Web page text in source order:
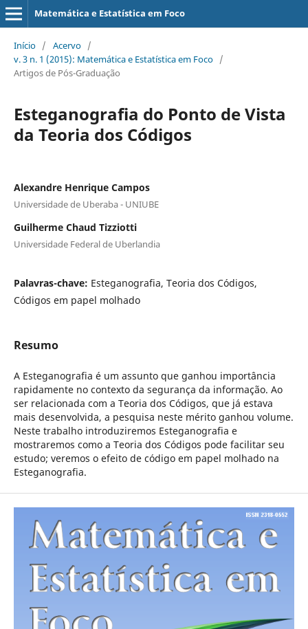
Matemática e Estatística em Foco
Início / Acervo /
v. 3 n. 1 (2015): Matemática e Estatística em Foco /
Artigos de Pós-Graduação
Esteganografia do Ponto de Vista
da Teoria dos Códigos
Alexandre Henrique Campos
Universidade de Uberaba - UNIUBE
Guilherme Chaud Tizziotti
Universidade Federal de Uberlandia
Palavras-chave: Esteganografia, Teoria dos Códigos,
Códigos em papel molhado
Resumo
A Esteganografia é um assunto que ganhou importância
rapidamente no contexto da segurança da informação. Ao
ser relacionada com a Teoria dos Códigos, que já estava
mais desenvolvida, a pesquisa neste mérito ganhou volume.
Neste trabalho introduziremos Esteganografia e
mostraremos como a Teoria dos Códigos pode facilitar seu
estudo; veremos o efeito de código em papel molhado na
Esteganografia.